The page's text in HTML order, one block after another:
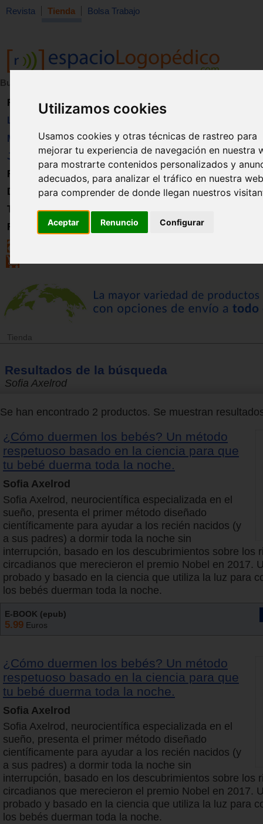
Utilizamos cookies
Usamos cookies y otras técnicas de rastreo para
mejorar tu experiencia de navegación en nuestra
para mostrarte contenidos personalizados y
adecuados, para analizar el tráfico en nuestra
para comprender de donde llegan nuestros
Aceptar Renuncio Configurar
Revista Tienda Bolsa Trabajo
Buscar:
Revista
Libros
Material
Juguetes
Formación
Directorio
Trabajo
Registro
Tienda
Resultados de la búsqueda
Sofia Axelrod
Se han encontrado 2 productos. Se muestran
¿Cómo duermen los bebés? Un método
respetuoso basado en la ciencia para que
tu bebé duerma toda la noche.
Sofia Axelrod
Sofia Axelrod, neurocientífica especializada en el
sueño, presenta el primer método diseñado
científicamente para ayudar a los recién nacidos (y
a sus padres) a dormir toda la noche sin
interrupción, basado en los descubrimientos sobre los
circadianos que merecieron el premio Nobel en 2017.
probado y basado en la ciencia que utiliza la luz para
los bebés duerman toda la noche.
E-BOOK (epub)
5.99 Euros
¿Cómo duermen los bebés? Un método
respetuoso basado en la ciencia para que
tu bebé duerma toda la noche.
Sofia Axelrod
Sofia Axelrod, neurocientífica especializada en el
sueño, presenta el primer método diseñado
científicamente para ayudar a los recién nacidos (y
a sus padres) a dormir toda la noche sin
interrupción, basado en los descubrimientos sobre los
circadianos que merecieron el premio Nobel en 2017.
probado y basado en la ciencia que utiliza la luz para
los bebés duerman toda la noche.